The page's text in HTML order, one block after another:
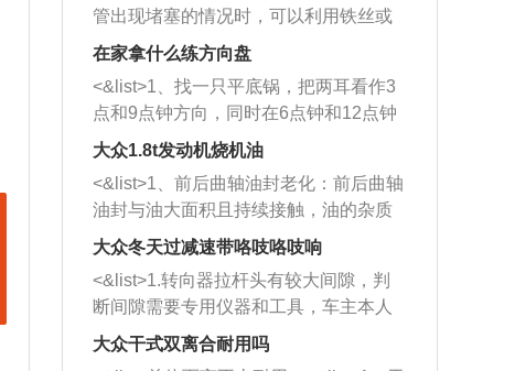
管出现堵塞的情况时，可以利用铁丝或
者是细棍，直接将杂物给取出来，如果
堵塞情况比较严重，也可以采取应急措
施。 <&list>2、直接利用木棍将所有的
杂物推到排气管里面的位置处，然后将
三元催化器拆解开，就可以将堵塞的东
西取出来。但如果是因为积碳过多引起
的堵塞，就需要将三元催化器泡在草酸
洗剂对堵塞的情况得到解决，将清洗剂
放在燃油箱中，与燃油混合后，车辆启
动时，就可以和汽油一起进入到燃烧
室，最后形成废气排出，就可以让三元
催化器得到清洗，排气管堵塞的情况就
在家拿什么练方向盘
<&list>1、找一只平底锅，把两耳看作3
点和9点钟方向，同时在6点钟和12点钟
方向做一个标记。 <&list>2、双手握住
一圈半的练习，往右同样也要打相同的
圈数。 <&list>3、最后强调要反复练
习，这样就可以形成肌肉记忆，在真实
驾驶车辆时，不需要记忆也能打好方
向。
大众1.8t发动机烧机油
<&list>1、前后曲轴油封老化：前后曲轴
油封与油大面积且持续接触，油的杂质
和发动机内持续温度变化使其密封效果
逐渐减弱，导致渗油或漏油。<&list>2、
活塞间隙过大：积碳会使活塞环与缸体
的间隙扩大，导致机油流入燃烧室中，
造成烧机油。<&list>3、机油粘度。使用
大众冬天过减速带咯吱咯吱响
<&list>1.转向器拉杆头有较大间隙，判
断间隙需要专用仪器和工具，车主本人
无法制作，需要将车辆送到修理厂或4s
店；<&list>2.车辆半轴套管防尘罩破
大众干式双离合耐用吗